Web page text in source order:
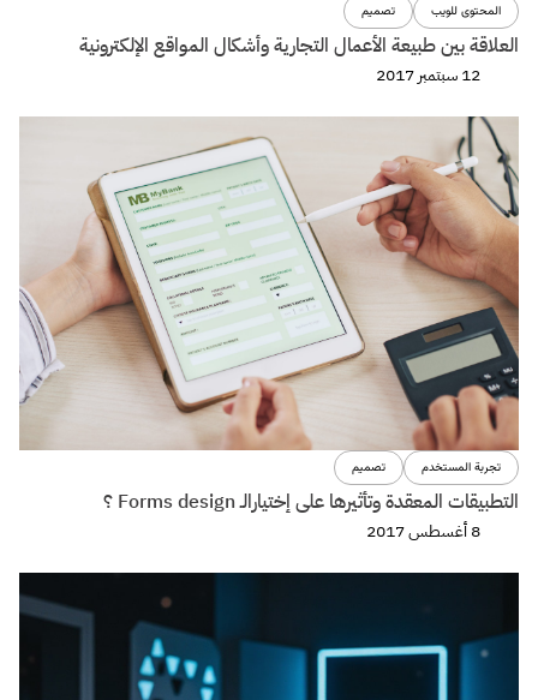
المحتوى للويب تصميم
العلاقة بين طبيعة الأعمال التجارية وأشكال المواقع الإلكترونية
12 سبتمبر 2017
تجربة المستخدم تصميم
التطبيقات المعقدة وتأثيرها على إختيارالـ Forms design ؟
8 أغسطس 2017